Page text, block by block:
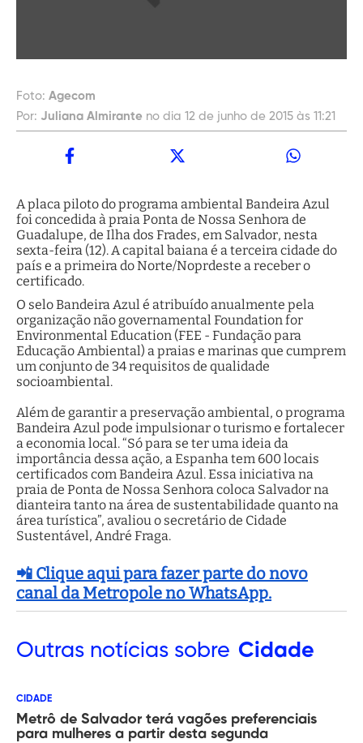
Foto: Agecom
Por: Juliana Almirante no dia 12 de junho de 2015 às 11:21
A placa piloto do programa ambiental Bandeira Azul
foi concedida à praia Ponta de Nossa Senhora de
Guadalupe, de Ilha dos Frades, em Salvador, nesta
sexta-feira (12). A capital baiana é a terceira cidade do
país e a primeira do Norte/Noprdeste a receber o
certificado.
O selo Bandeira Azul é atribuído anualmente pela
organização não governamental Foundation for
Environmental Education (FEE - Fundação para
Educação Ambiental) a praias e marinas que cumprem
um conjunto de 34 requisitos de qualidade
socioambiental.
Além de garantir a preservação ambiental, o programa
Bandeira Azul pode impulsionar o turismo e fortalecer
a economia local. “Só para se ter uma ideia da
importância dessa ação, a Espanha tem 600 locais
certificados com Bandeira Azul. Essa iniciativa na
praia de Ponta de Nossa Senhora coloca Salvador na
dianteira tanto na área de sustentabilidade quanto na
área turística”, avaliou o secretário de Cidade
Sustentável, André Fraga.
📲 Clique aqui para fazer parte do novo
canal da Metropole no WhatsApp.
Outras notícias sobre Cidade
CIDADE
Metrô de Salvador terá vagões preferenciais
para mulheres a partir desta segunda